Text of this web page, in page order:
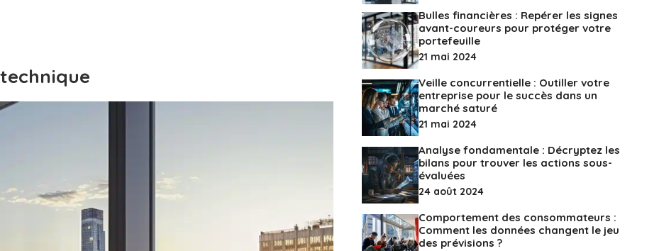
Bulles financières : Repérer les signes
avant-coureurs pour protéger votre
portefeuille
21 mai 2024
Veille concurrentielle : Outiller votre
entreprise pour le succès dans un
marché saturé
21 mai 2024
Analyse fondamentale : Décryptez les
bilans pour trouver les actions sous-
évaluées
24 août 2024
Comportement des consommateurs :
Comment les données changent le jeu
des prévisions ?